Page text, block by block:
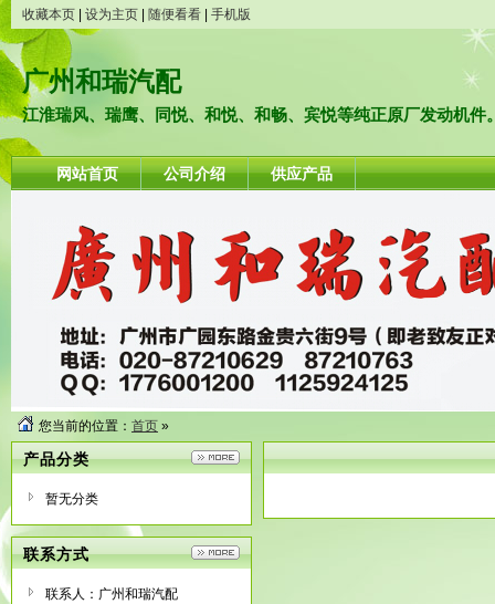
收藏本页 设为主页 随便看看 手机版
广州和瑞汽配
江淮瑞风、瑞鹰、同悦、和悦、和畅、宾悦等纯正原厂发动机件
网站首页 公司介绍 供应产品
您当前的位置： 首页 »
产品分类
暂无分类
联系方式
联系人：广州和瑞汽配